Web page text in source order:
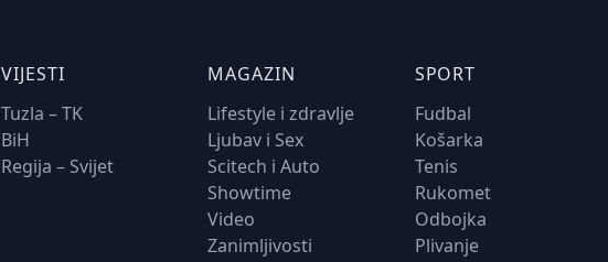
VIJESTI
Tuzla – TK
BiH
Regija – Svijet
MAGAZIN
Lifestyle i zdravlje
Ljubav i Sex
Scitech i Auto
Showtime
Video
Zanimljivosti
SPORT
Fudbal
Košarka
Tenis
Rukomet
Odbojka
Plivanje